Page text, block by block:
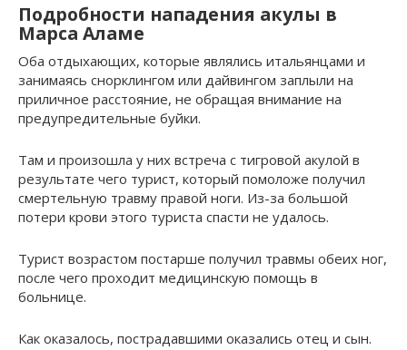
Подробности нападения акулы в
Марса Аламе
Оба отдыхающих, которые являлись итальянцами и
занимаясь снорклингом или дайвингом заплыли на
приличное расстояние, не обращая внимание на
предупредительные буйки.
Там и произошла у них встреча с тигровой акулой в
результате чего турист, который помоложе получил
смертельную травму правой ноги. Из-за большой
потери крови этого туриста спасти не удалось.
Турист возрастом постарше получил травмы обеих ног,
после чего проходит медицинскую помощь в
больнице.
Как оказалось, пострадавшими оказались отец и сын.